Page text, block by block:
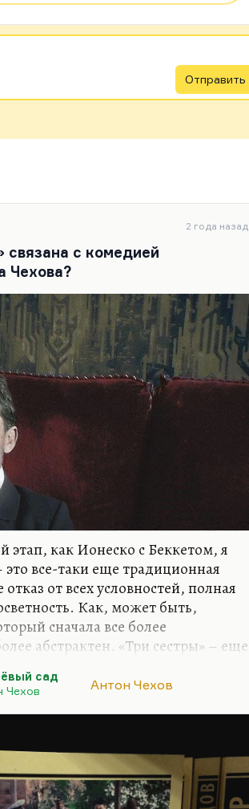
Отправить
2 года назад
связана с комедией
Чехова?
этап, как Ионеско с Беккетом, я
все-таки еще традиционная
от всех условностей, полная
Как, может быть,
сначала все более
абстрактен. «Три сестры» – еще
большей степенью
Понимаете, «Три
уже разваливается, это театр, в
все время то…
сад
Чехов
Антон Чехов